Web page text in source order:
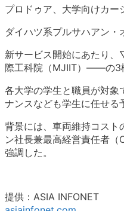
プロドゥア、大学向けカ
ダイハツ系プルサハアン・
新サービス開始にあたり
際工科院（MJIIT）――の3
各大学の学生と職員が対象
ナンスなども学生に任せる
背景には、車両維持コスト
ン社長兼最高経営責任者（
強調した。
提供：ASIA INFONET